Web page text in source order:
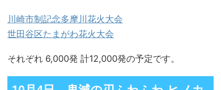
川崎市制記念多摩川花火大会
世田谷区たまがわ花火大会
それぞれ 6,000発 計12,000発の予定です。